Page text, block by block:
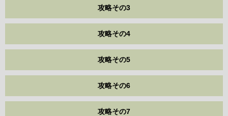
攻略その3
攻略その4
攻略その5
攻略その6
攻略その7